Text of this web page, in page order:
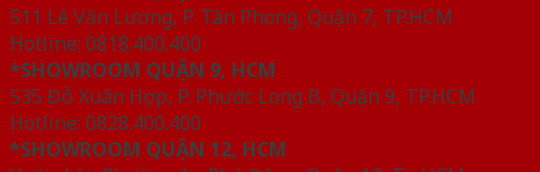
511 Lê Văn Lương, P. Tân Phong, Quận 7, TP.HCM
Hotline: 0818.400.400
*SHOWROOM QUẬN 9, HCM
535 Đỗ Xuân Hợp, P. Phước Long B, Quận 9, TP.HCM
Hotline: 0828.400.400
*SHOWROOM QUẬN 12, HCM